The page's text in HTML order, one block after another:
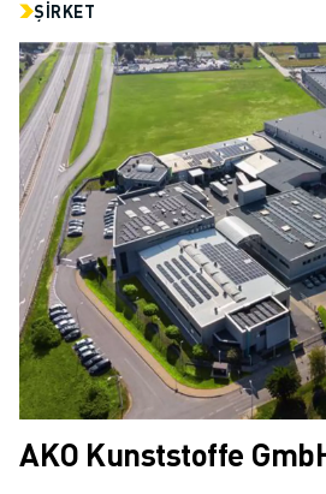
ŞIRKET
AKO Kunststoffe